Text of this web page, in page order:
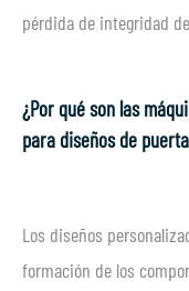
pérdida de integridad
¿Por qué son las
para diseños de
Los diseños
formación de los